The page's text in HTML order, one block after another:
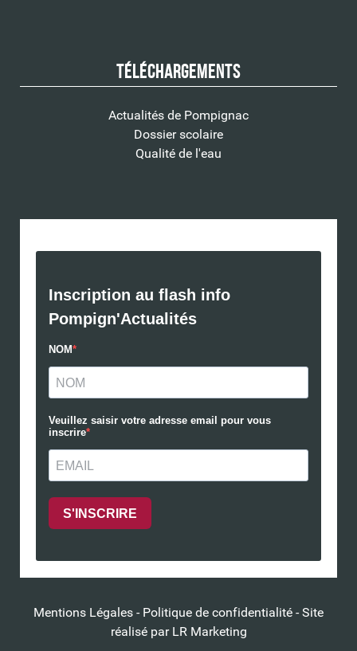
Téléchargements
Actualités de Pompignac
Dossier scolaire
Qualité de l'eau
Mentions Légales - Politique de confidentialité - Site
réalisé par LR Marketing